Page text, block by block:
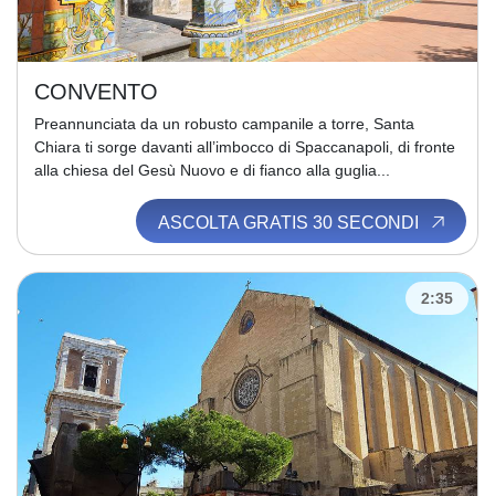
CONVENTO
Preannunciata da un robusto campanile a torre, Santa
Chiara ti sorge davanti all’imbocco di Spaccanapoli, di fronte
alla chiesa del Gesù Nuovo e di fianco alla guglia...
ASCOLTA GRATIS 30 SECONDI
2:35